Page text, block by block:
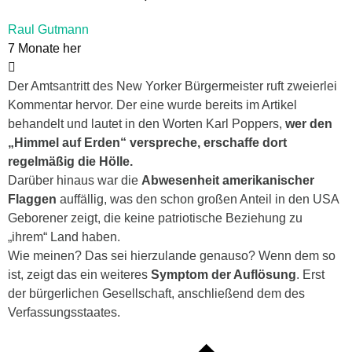
Raul Gutmann
7 Monate her
Der Amtsantritt des New Yorker Bürgermeister ruft zweierlei
Kommentar hervor. Der eine wurde bereits im Artikel
behandelt und lautet in den Worten Karl Poppers, wer den
„Himmel auf Erden“ verspreche, erschaffe dort
regelmäßig die Hölle.
Darüber hinaus war die Abwesenheit amerikanischer
Flaggen auffällig, was den schon großen Anteil in den USA
Geborener zeigt, die keine patriotische Beziehung zu
„ihrem“ Land haben.
Wie meinen? Das sei hierzulande genauso? Wenn dem so
ist, zeigt das ein weiteres Symptom der Auflösung. Erst
der bürgerlichen Gesellschaft, anschließend dem des
Verfassungsstaates.